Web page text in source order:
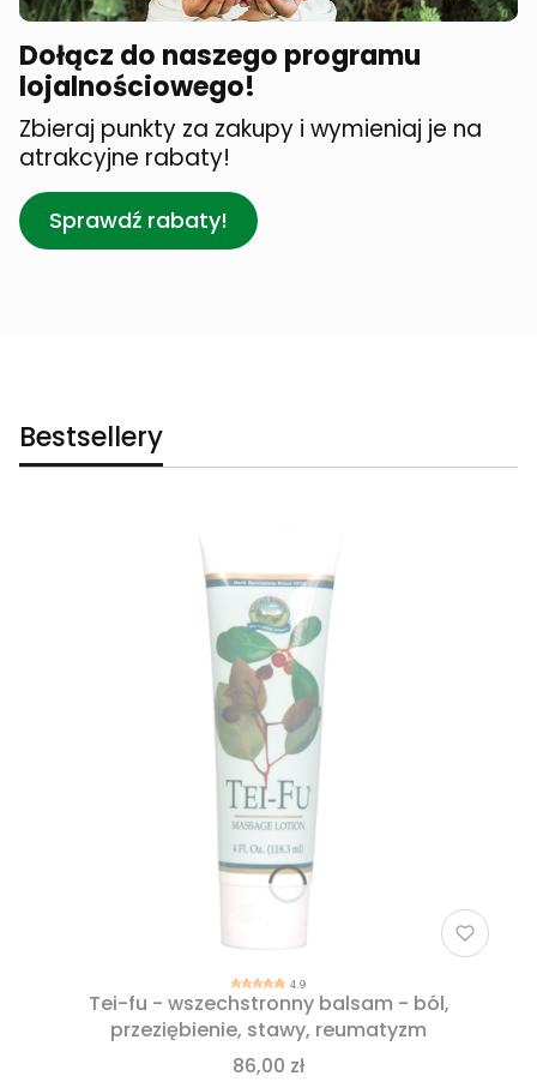
Dołącz do naszego programu
lojalnościowego!
Zbieraj punkty za zakupy i wymieniaj je na
atrakcyjne rabaty!
Sprawdź rabaty!
Bestsellery
4.9
Tei-fu - wszechstronny balsam - ból,
przeziębienie, stawy, reumatyzm
86,00 zł